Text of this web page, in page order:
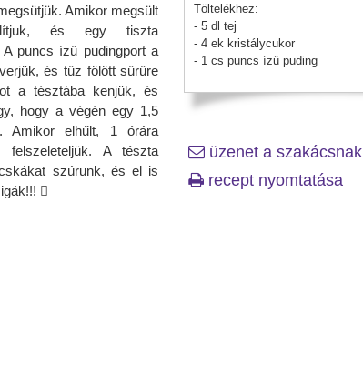
Amikor megsült
és egy tiszta
puncs ízű pudingport a
és tűz fölött sűrűre
a tésztába kenjük, és
hogy a végén egy 1,5
Amikor elhűlt, 1 órára
felszeleteljük. A tészta
szúrunk, és el is

Töltelékhez:
- 5 dl tej
- 4 ek kristálycukor
- 1 cs puncs ízű puding
üzenet a szakácsnak
recept nyomtatása